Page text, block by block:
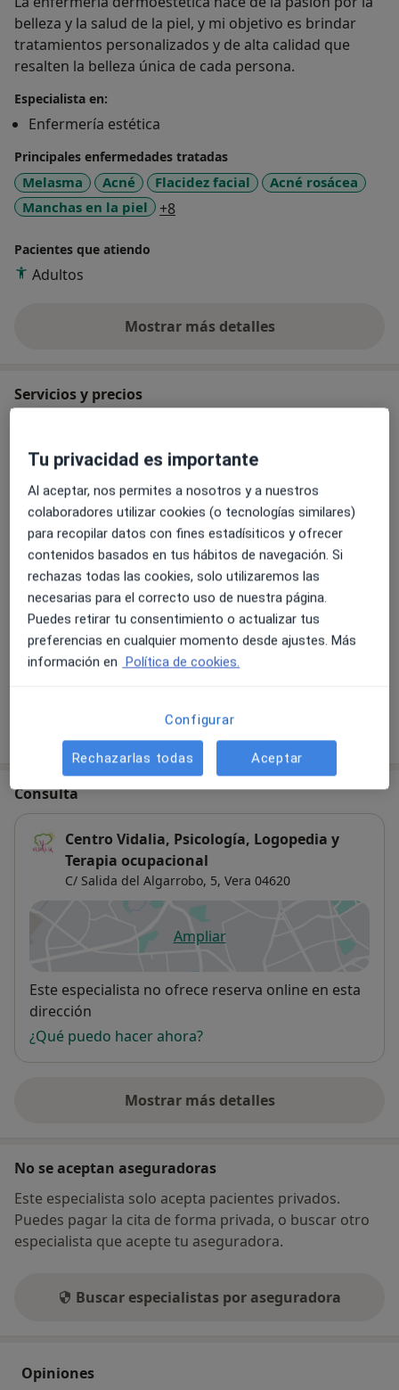
belleza y la salud de la piel, y mi objetivo es brindar
tratamientos personalizados y de alta calidad que
resalten la belleza única de cada persona.
Especialista en:
Enfermería estética
Principales enfermedades tratadas
Melasma Acné Flacidez facial
Acné rosácea
Manchas en la piel
+8a11y_sr_more_diseases
Pacientes que atiendo
Adultos
Mostrar más detalles
sobre la experiencia
Servicios y precios
Desde 0 € Detalles
Mesoterapia capilar
150 € Detalles
Mesoterapia facial
160 € Detalles
Peeling químico
70 € Detalles
¿Cómo funcionan los precios?
Consulta
Centro Vidalia, Psicología, Logopedia y
Terapia ocupacional
C/ Salida del Algarrobo, 5, Vera 04620
Ampliarse abre en una nueva
Disponibilidad
Este especialista no ofrece reserva online en esta
dirección
¿Qué puedo hacer ahora?
Mostrar más detalles
sobre la dirección
No se aceptan aseguradoras
Este especialista solo acepta pacientes privados.
Puedes pagar la cita de forma privada, o buscar otro
especialista que acepte tu aseguradora.
Buscar especialistas por aseguradora
Opiniones
Tu privacidad es importante
Al aceptar, nos permites a nosotros y a nuestros
colaboradores utilizar cookies (o tecnologías similares)
para recopilar datos con fines estadísiticos y ofrecer
contenidos basados en tus hábitos de navegación. Si
rechazas todas las cookies, solo utilizaremos las
necesarias para el correcto uso de nuestra página.
Puedes retirar tu consentimiento o actualizar tus
preferencias en cualquier momento desde ajustes. Más
información en Política de cookies.
Configurar
Rechazarlas todas Aceptar